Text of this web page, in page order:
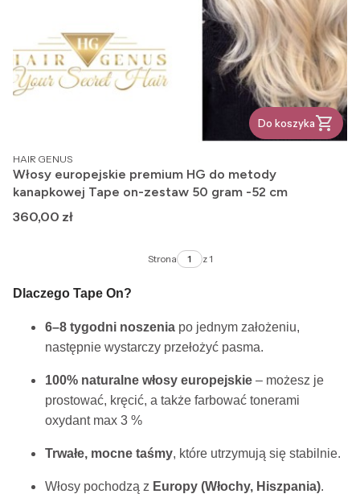
Do koszyka
PRODUCENT
HAIR GENUS
Włosy europejskie premium HG do metody
kanapkowej Tape on-zestaw 50 gram -52 cm
Cena
360,00 zł
Strona z 1
Dlaczego Tape On?
6–8 tygodni noszenia po jednym założeniu,
następnie wystarczy przełożyć pasma.
100% naturalne włosy europejskie – możesz je
prostować, kręcić, a także farbować tonerami
oxydant max 3 %
Trwałe, mocne taśmy, które utrzymują się stabilnie.
Włosy pochodzą z Europy (Włochy, Hiszpania).